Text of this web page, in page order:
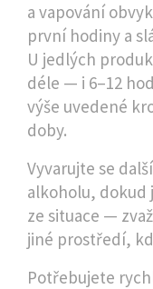
a vapování
první hodiny a
U jedlých
déle — i 6–12
výše uvedené
doby.
Vyvarujte se
alkoholu, dokud
ze situace —
jiné prostředí,
Potřebujete